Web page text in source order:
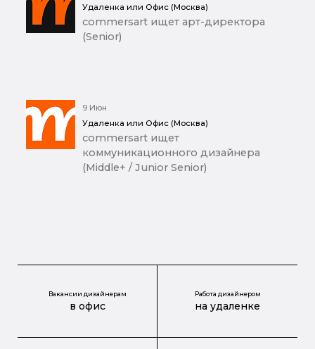
Удаленка или Офис (Москва)
commersart ищет арт-директора
(Senior)
9 Июн
Удаленка или Офис (Москва)
commersart ищет
коммуникационного дизайнера
(Middle+ / Junior Senior)
Вакансии дизайнерам
в офис
Работа дизайнером
на удаленке